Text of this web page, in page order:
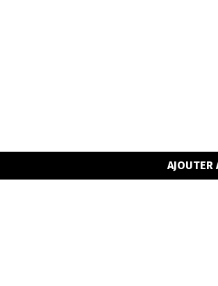
AJOUTER